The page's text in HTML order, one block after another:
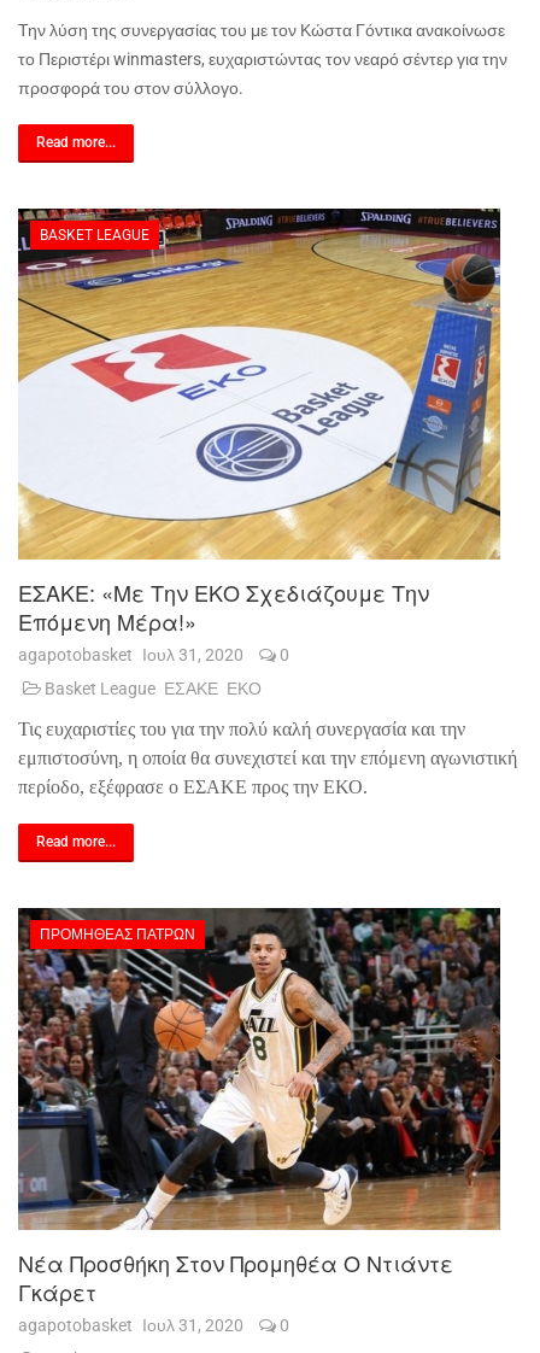
Την λύση της συνεργασίας του με τον Κώστα Γόντικα ανακοίνωσε
το Περιστέριwinmasters, ευχαριστώντας τον νεαρό σέντερ για την
προσφορά του στον σύλλογο.
Read more...
BASKET LEAGUE
ΕΣΑΚΕ: «Με Την ΕΚΟ Σχεδιάζουμε Την
Επόμενη Μέρα!»
agapotobasket Ιουλ 31, 2020
0
Basket League ΕΣΑΚΕ ΕΚΟ
Τις ευχαριστίες του για την πολύ καλή συνεργασία και την
εμπιστοσύνη, η οποία θα συνεχιστεί και την επόμενη αγωνιστική
περίοδο, εξέφρασε ο ΕΣΑΚΕ προς την ΕΚΟ.
Read more...
ΠΡΟΜΗΘΈΑΣ ΠΑΤΡΏΝ
Νέα Προσθήκη Στον Προμηθέα Ο Ντιάντε
Γκάρετ
agapotobasket Ιουλ 31, 2020
0